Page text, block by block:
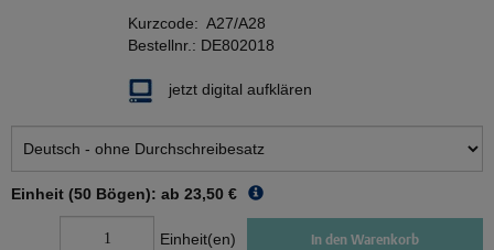
Kurzcode: A27/A28
Bestellnr.: DE802018
jetzt digital aufklären
Einheit (50 Bögen): ab 23,50 €
Einheit(en) In den Warenkorb